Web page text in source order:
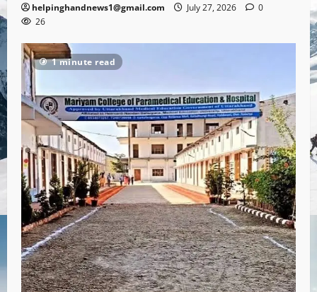
helpinghandnews1@gmail.com July 27, 2026
0
26
1 minute read